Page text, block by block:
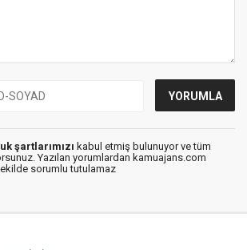
şartlarımızı kabul etmiş bulunuyor ve tüm
Yazılan yorumlardan kamuajans.com
sorumlu tutulamaz